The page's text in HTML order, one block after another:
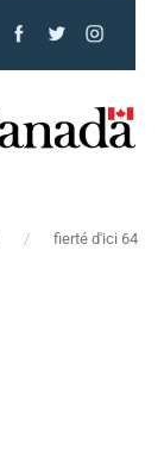
fierté d'ici 64